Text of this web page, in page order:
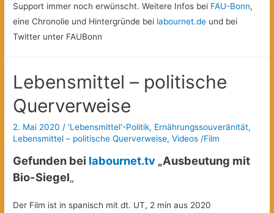
Support immer noch erwünscht. Weitere Infos bei FAU-Bonn,
eine Chronolie und Hintergründe bei labournet.de und bei
Twitter unter FAUBonn
Lebensmittel – politische
Querverweise
2. Mai 2020 / 'Lebensmittel'-Politik, Ernährungssouveränität,
Lebensmittel – politische Querverweise,Videos /Film
Gefunden bei labournet.tv „Ausbeutung mit
Bio-Siegel„
Der Film ist in spanisch mit dt. UT, 2 min aus 2020